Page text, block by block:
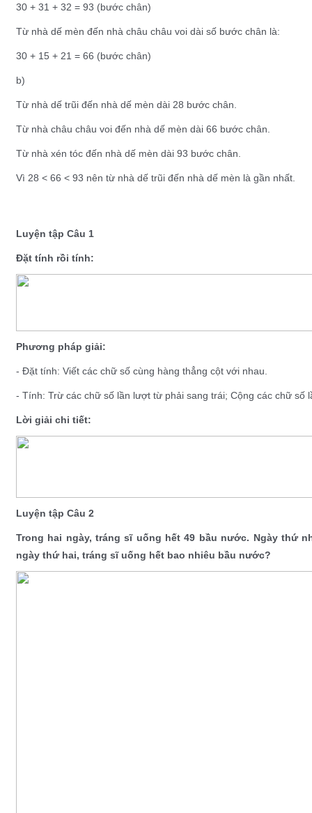
30 + 31 + 32 = 93 (bước chân)
Từ nhà dế mèn đến nhà châu châu voi dài số bước chân là:
30 + 15 + 21 = 66 (bước chân)
b)
Từ nhà dế trũi đến nhà dế mèn dài 28 bước chân.
Từ nhà châu châu voi đến nhà dế mèn dài 66 bước chân.
Từ nhà xén tóc đến nhà dế mèn dài 93 bước chân.
Vì 28 < 66 < 93 nên từ nhà dế trũi đến nhà dế mèn là gần nhất.
Luyện tập Câu 1
Đặt tính rồi tính:
Phương pháp giải:
- Đặt tính: Viết các chữ số cùng hàng thẳng cột với nhau.
- Tính: Trừ các chữ số lần lượt từ phải sang trái; Cộng các chữ số
Lời giải chi tiết:
Luyện tập Câu 2
Trong hai ngày, tráng sĩ uống hết 49 bầu nước. Ngày thứ
ngày thứ hai, tráng sĩ uống hết bao nhiêu bầu nước?